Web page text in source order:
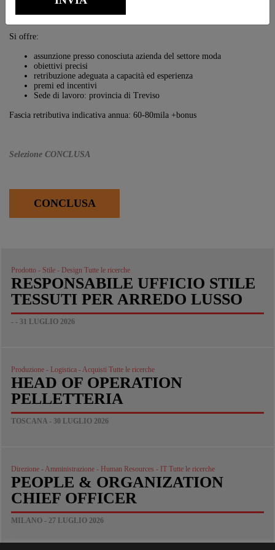
capacità di coordinarsi con gli altri reparti aziendali
Si offre:
assunzione presso conosciuta azienda del settore moda
obiettivi precisi
retribuzione adeguata a capacità ed esperienza
premi ed incentivi
Sede di lavoro: provincia di Treviso
Fascia retributiva indicativa annua: 60-80mila +bonus
Selezione CONCLUSA
CONCLUSA
Prodotto - Stile - Design Tutte le ricerche
RESPONSABILE UFFICIO STILE
TESSUTI PER ARREDO LUSSO
- - 31 LUGLIO 2026
Produzione - Logistica - Acquisti Tutte le ricerche
HEAD OF OPERATION
PELLETTERIA
TOSCANA - 30 LUGLIO 2026
Direzione - Amministrazione - Human Resources - IT Tutte le ricerche
PEOPLE & ORGANIZATION
CHIEF OFFICER
MILANO - 27 LUGLIO 2026